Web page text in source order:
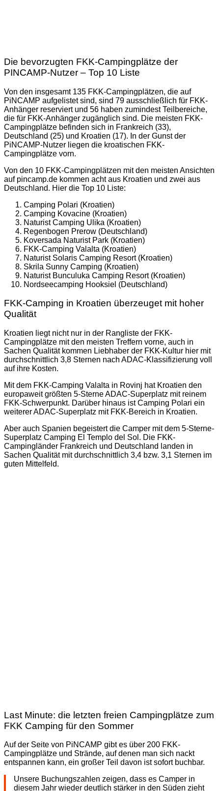
Die bevorzugten FKK-Campingplätze der
PINCAMP-Nutzer – Top 10 Liste
Von den insgesamt 135 FKK-Campingplätzen, die auf
PiNCAMP aufgelistet sind, sind 79 ausschließlich für FKK-
Anhänger reserviert und 56 haben zumindest Teilbereiche,
die für FKK-Anhänger zugänglich sind. Die meisten FKK-
Campingplätze befinden sich in Frankreich (33),
Deutschland (25) und Kroatien (17). In der Gunst der
PiNCAMP-Nutzer liegen die kroatischen FKK-
Campingplätze vorn.
Von den 10 FKK-Campingplätzen mit den meisten Ansichten
auf pincamp.de kommen acht aus Kroatien und zwei aus
Deutschland. Hier die Top 10 Liste:
Camping Polari (Kroatien)
Camping Kovacine (Kroatien)
Naturist Camping Ulika (Kroatien)
Regenbogen Prerow (Deutschland)
Koversada Naturist Park (Kroatien)
FKK-Camping Valalta (Kroatien)
Naturist Solaris Camping Resort (Kroatien)
Skrila Sunny Camping (Kroatien)
Naturist Bunculuka Camping Resort (Kroatien)
Nordseecamping Hooksiel (Deutschland)
FKK-Camping in Kroatien überzeuget mit hoher
Qualität
Kroatien liegt nicht nur in der Rangliste der FKK-
Campingplätze mit den meisten Treffern vorne, auch in
Sachen Qualität kommen Liebhaber der FKK-Kultur hier mit
durchschnittlich 3,8 Sternen nach ADAC-Klassifizierung voll
auf ihre Kosten.
Mit dem FKK-Camping Valalta in Rovinj hat Kroatien den
europaweit größten 5-Sterne ADAC-Superplatz mit reinem
FKK-Schwerpunkt. Darüber hinaus ist Camping Polari ein
weiterer ADAC-Superplatz mit FKK-Bereich in Kroatien.
Aber auch Spanien begeistert die Camper mit dem 5-Sterne-
Superplatz Camping El Templo del Sol. Die FKK-
Campingländer Frankreich und Deutschland landen in
Sachen Qualität mit durchschnittlich 3,4 bzw. 3,1 Sternen im
guten Mittelfeld.
Last Minute: die letzten freien Campingplätze zum
FKK Camping für den Sommer
Auf der Seite von PiNCAMP gibt es über 200 FKK-
Campingplätze und Strände, auf denen man sich nackt
entspannen kann, ein großer Teil davon ist sofort buchbar.
Unsere Buchungszahlen zeigen, dass es Camper in
diesem Jahr wieder deutlich stärker in den Süden zieht